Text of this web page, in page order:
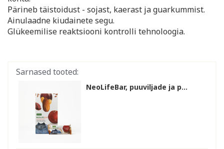
Pärineb täistoidust - sojast, kaerast ja guarkummist.
Ainulaadne kiudainete segu.
Glükeemilise reaktsiooni kontrolli tehnoloogia.
Sarnased tooted:
NeoLifeBar, puuviljade ja p...